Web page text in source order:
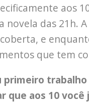
aos
novela das 21h.
e
que tem
primeiro trabalho
que aos 10